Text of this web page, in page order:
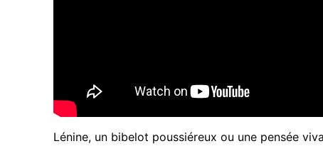
Lénine, un bibelot poussiéreux ou une pensée